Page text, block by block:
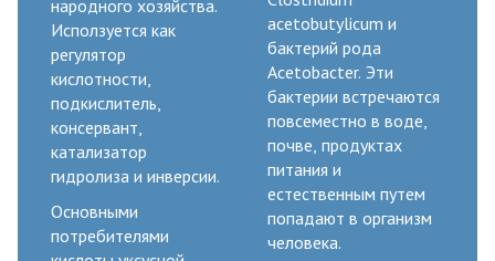
народного хозяйства.
Исползуется как
регулятор
кислотности,
подкислитель,
консервант,
катализатор
гидролиза и инверсии.
Основными
потребителями
acetobutylicum и
бактерий рода
Acetobacter. Эти
бактерии встречаются
повсеместно в воде,
почве, продуктах
питания и
естественным путем
попадают в организм
человека.